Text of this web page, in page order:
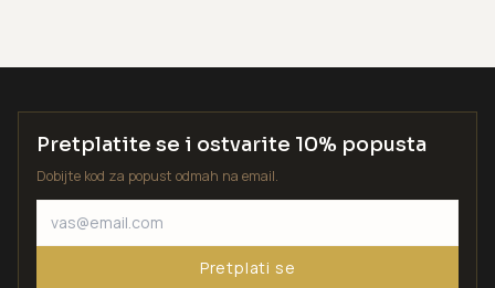
Pretplatite se i ostvarite 10% popusta
Dobijte kod za popust odmah na email.
Pretplati se